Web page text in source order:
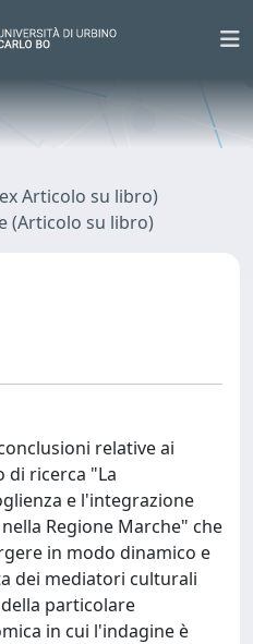
Articolo su libro)
(Articolo su libro)
relative ai
di ricerca "La
e l'integrazione
Regione Marche" che
in modo dinamico e
dei mediatori culturali
particolare
in cui l'indagine è